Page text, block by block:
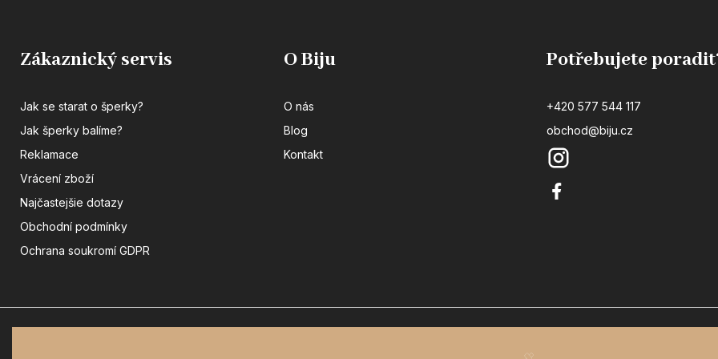
Zákaznický servis
Jak se starat o šperky?
Jak šperky balíme?
Reklamace
Vrácení zboží
Najčastejšie dotazy
Obchodní podmínky
Ochrana soukromí GDPR
O Biju
O nás
Blog
Kontakt
Potřebujete
+420 577 544 117
obchod@biju.cz